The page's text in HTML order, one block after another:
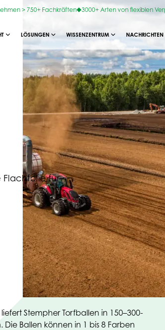
> 750+ Fachkräften 3000+ Arten von flexiblen
LÖSUNGEN WISSENZENTRUM NACHRICHTEN
Flachfolie für
Stempher Torfballen in 150–300-
Ballen können in 1 bis 8 Farben